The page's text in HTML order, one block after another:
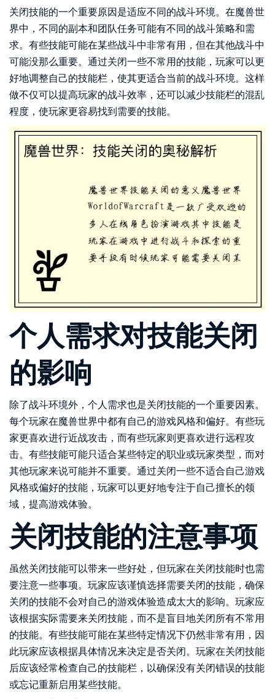
关闭技能的一个重要原因是适应不同的战斗环境。在魔兽世
界中，不同的副本和团队任务可能有不同的战斗策略和需
求。有些技能可能在某些战斗中非常有用，但在其他战斗中
可能没那么重要。通过关闭一些不常用的技能，玩家可以更
好地调整自己的技能栏，使其更适合当前的战斗环境。这样
做不仅可以提高玩家的战斗效率，还可以减少技能栏的混乱
程度，使玩家更容易找到需要的技能。
个人需求对技能关闭
的影响
除了战斗环境外，个人需求也是关闭技能的一个重要因素。
每个玩家在魔兽世界中都有自己的游戏风格和偏好。有些玩
家更喜欢进行近战攻击，而有些玩家则更喜欢进行远程攻
击。有些技能可能只适合某些特定的职业或玩家类型，而对
其他玩家来说可能并不重要。通过关闭一些不适合自己游戏
风格或偏好的技能，玩家可以更好地专注于自己擅长的领
域，提高游戏体验。
关闭技能的注意事项
虽然关闭技能可以带来一些好处，但玩家在关闭技能时也需
要注意一些事项。玩家应该谨慎选择需要关闭的技能，确保
关闭的技能不会对自己的游戏体验造成太大的影响。玩家应
该根据实际需要来关闭技能，而不是盲目地关闭所有不常用
的技能。有些技能可能在某些特定情况下仍然非常有用，因
此玩家应该根据具体情况来决定是否关闭。玩家在关闭技能
后应该经常检查自己的技能栏，以确保没有关闭错误的技能
或忘记重新启用某些技能。